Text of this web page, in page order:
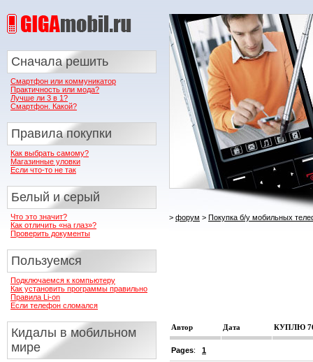
Сначала решить
Смартфон или коммуникатор
Практичность или мода?
Лучше ли 3 в 1?
Смартфон. Какой?
Правила покупки
Как выбрать самому?
Магазинные уловки
Если что-то не так
Белый и серый
Что это значит?
Как отличить «на глаз»?
Проверить документы
Пользуемся
Подключаемся к компьютеру
Как установить программы правильно
Правила Li-on
Если телефон сломался
Кидалы в мобильном
мире
> форум > Покупка б/у мобильных
Автор Дата КУПЛЮ
Pages: 1